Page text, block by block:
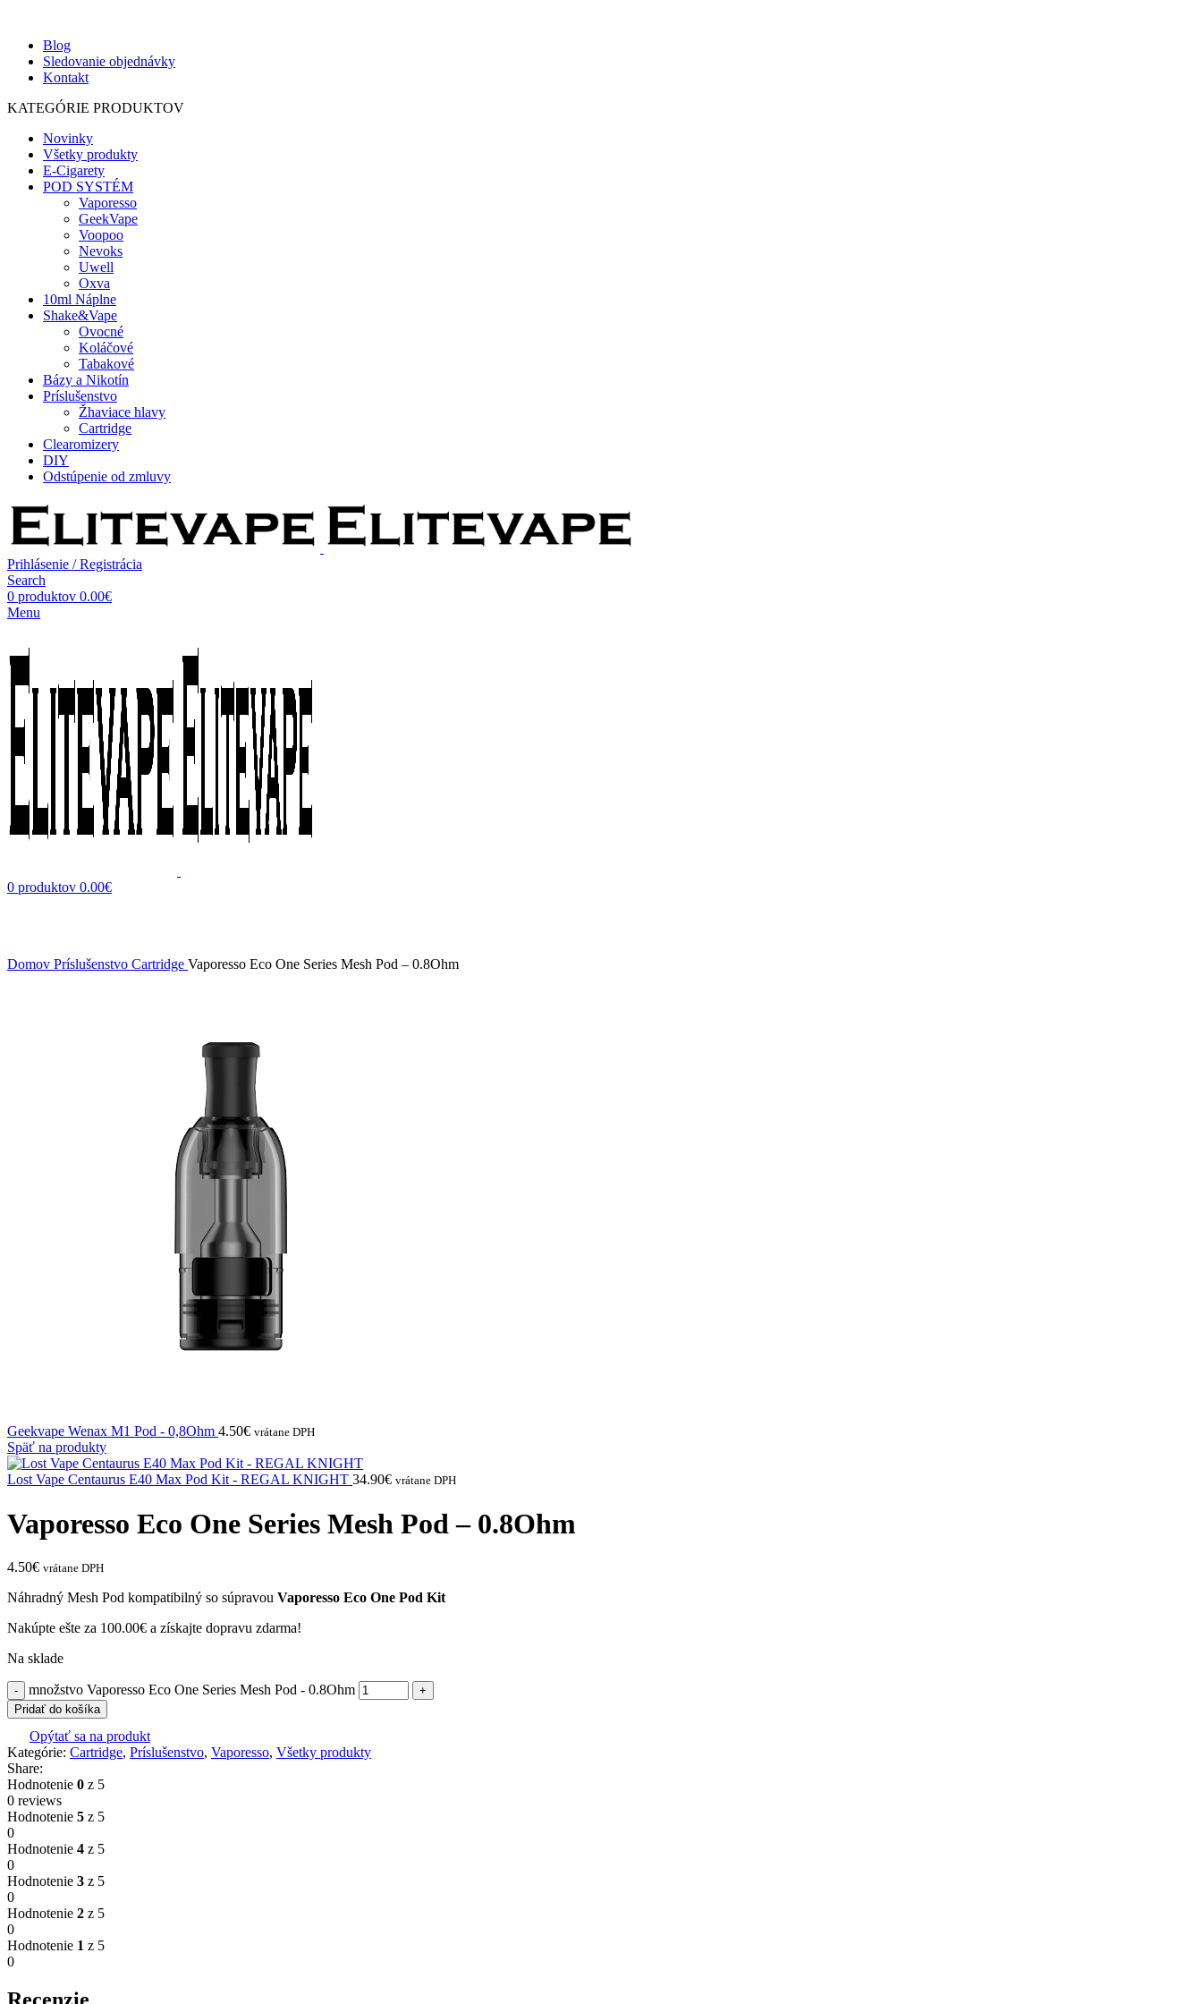
Blog
Sledovanie objednávky
Kontakt
KATEGÓRIE PRODUKTOV
Novinky
Všetky produkty
E-Cigarety
POD SYSTÉM
Vaporesso
GeekVape
Voopoo
Nevoks
Uwell
Oxva
10ml Náplne
Shake&Vape
Ovocné
Koláčové
Tabakové
Bázy a Nikotín
Príslušenstvo
Žhaviace hlavy
Cartridge
Clearomizery
DIY
Odstúpenie od zmluvy
Prihlásenie / Registrácia
Search
0 produktov 0.00€
Menu
0 produktov 0.00€
Domov Príslušenstvo Cartridge Vaporesso Eco One Series Mesh Pod – 0.8Ohm
Geekvape Wenax M1 Pod - 0,8Ohm 4.50€ vrátane DPH
Späť na produkty
Lost Vape Centaurus E40 Max Pod Kit - REGAL KNIGHT 34.90€ vrátane DPH
Vaporesso Eco One Series Mesh Pod – 0.8Ohm
4.50€ vrátane DPH
Náhradný Mesh Pod kompatibilný so súpravou Vaporesso Eco One Pod Kit
Nakúpte ešte za 100.00€ a získajte dopravu zdarma!
Na sklade
množstvo Vaporesso Eco One Series Mesh Pod - 0.8Ohm
Pridať do košíka
Opýtať sa na produkt
Kategórie: Cartridge, Príslušenstvo, Vaporesso, Všetky produkty
Share:
Hodnotenie 0 z 5
0 reviews
Hodnotenie 5 z 5
0
Hodnotenie 4 z 5
0
Hodnotenie 3 z 5
0
Hodnotenie 2 z 5
0
Hodnotenie 1 z 5
0